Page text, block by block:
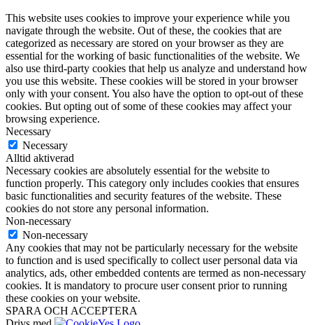
This website uses cookies to improve your experience while you
navigate through the website. Out of these, the cookies that are
categorized as necessary are stored on your browser as they are
essential for the working of basic functionalities of the website. We
also use third-party cookies that help us analyze and understand how
you use this website. These cookies will be stored in your browser
only with your consent. You also have the option to opt-out of these
cookies. But opting out of some of these cookies may affect your
browsing experience.
Necessary
Necessary
Alltid aktiverad
Necessary cookies are absolutely essential for the website to
function properly. This category only includes cookies that ensures
basic functionalities and security features of the website. These
cookies do not store any personal information.
Non-necessary
Non-necessary
Any cookies that may not be particularly necessary for the website
to function and is used specifically to collect user personal data via
analytics, ads, other embedded contents are termed as non-necessary
cookies. It is mandatory to procure user consent prior to running
these cookies on your website.
SPARA OCH ACCEPTERA